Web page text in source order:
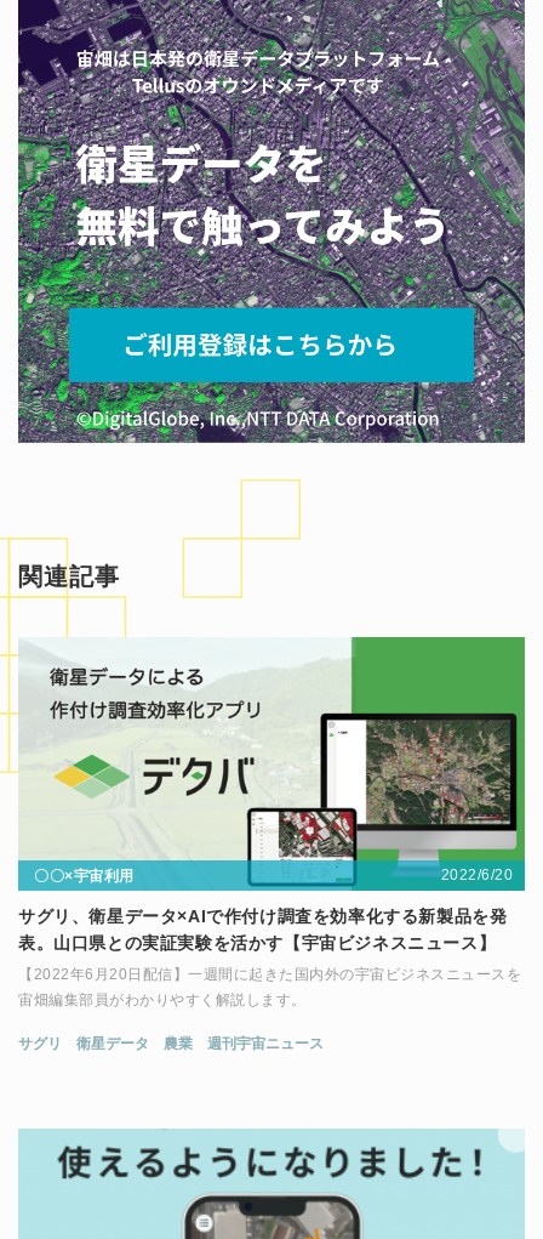
関連記事
〇〇×宇宙利用 2022/6/20
サグリ、衛星データ×AIで作付け調査を効率化する新製品を発
表。山口県との実証実験を活かす【宇宙ビジネスニュース】
【2022年6月20日配信】一週間に起きた国内外の宇宙ビジネスニュースを
宙畑編集部員がわかりやすく解説します。
サグリ 衛星データ 農業 週刊宇宙ニュース